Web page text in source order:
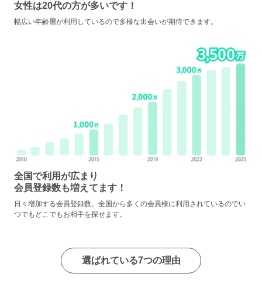
女性は20代の方が多いです！
幅広い年齢層が利用しているので多様な出会いが期待できます。
全国で利用が広まり
会員登録数も増えてます！
日々増加する会員登録数。全国から多くの会員様に利用されているのでい
つでもどこでもお相手を探せます。
選ばれている7つの理由